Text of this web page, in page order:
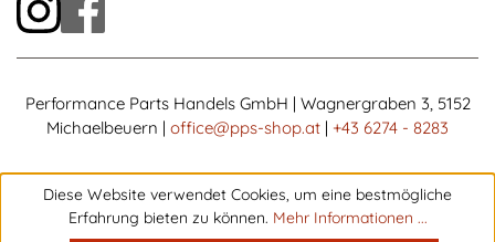
Performance Parts Handels GmbH | Wagnergraben 3, 5152
Michaelbeuern | office@pps-shop.at | +43 6274 - 8283
Diese Website verwendet Cookies, um eine bestmögliche
Erfahrung bieten zu können. Mehr Informationen ...